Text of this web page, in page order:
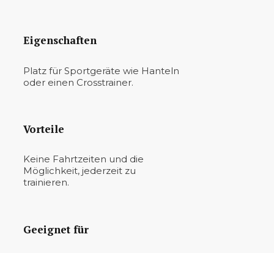
Eigenschaften
Platz für Sportgeräte wie Hanteln
oder einen Crosstrainer.
Vorteile
Keine Fahrtzeiten und die
Möglichkeit, jederzeit zu
trainieren.
Geeignet für